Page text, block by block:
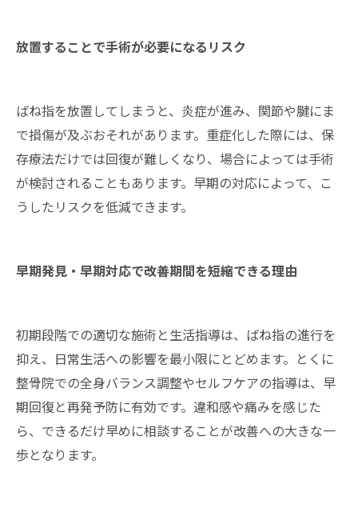
放置することで手術が必要になるリスク
ばね指を放置してしまうと、炎症が進み、関節や腱にま
で損傷が及ぶおそれがあります。重症化した際には、保
存療法だけでは回復が難しくなり、場合によっては手術
が検討されることもあります。早期の対応によって、こ
うしたリスクを低減できます。
早期発見・早期対応で改善期間を短縮できる理由
初期段階での適切な施術と生活指導は、ばね指の進行を
抑え、日常生活への影響を最小限にとどめます。とくに
整骨院での全身バランス調整やセルフケアの指導は、早
期回復と再発予防に有効です。違和感や痛みを感じた
ら、できるだけ早めに相談することが改善への大きな一
歩となります。